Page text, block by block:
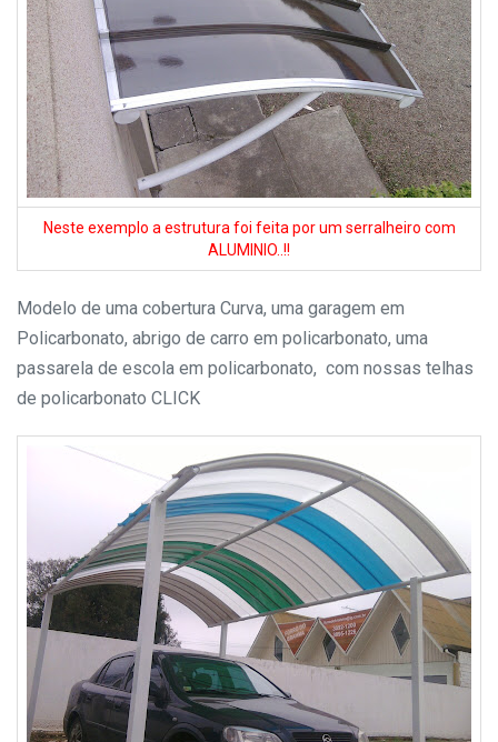
Neste exemplo a estrutura foi feita por um serralheiro com
ALUMINIO..!!
Modelo de uma cobertura Curva, uma garagem em
Policarbonato, abrigo de carro em policarbonato, uma
passarela de escola em policarbonato, com nossas telhas
de policarbonato CLICK